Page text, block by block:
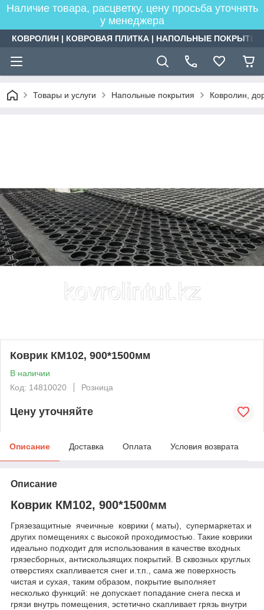
Наличие товара, расцветку, цену просьба уточнять
у менеджера
КОВРОЛИН | КОВРОВАЯ ПЛИТКА | НАПОЛЬНЫЕ
Товары и услуги Напольные покрытия Ковролин,
Коврик КМ102, 900*1500мм
В наличии
Код: 14810020
Розница
Цену уточняйте
Описание Доставка Оплата Условия возврата
Описание
Коврик КМ102, 900*1500мм
Грязезащитные ячеичные коврики ( маты), супермаркетах и
других помещениях с высокой проходимостью. Такие коврики
идеально подходит для использования в качестве входных
грязесборных, антискользящих покрытий. В сквозных круглых
отверстиях скапливается снег и.т.п., сама же поверхность
чистая и сухая, таким образом, покрытие выполняет
несколько функций: не допускает попадание снега песка и
грязи внутрь помещения, эстетично скапливает грязь внутри